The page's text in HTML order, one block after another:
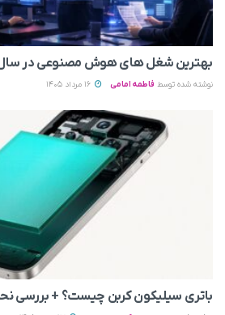
بهترین شغل های هوش مصنوعی در سال
نوشته شده توسط فاطمه امامی
باتری سیلیکون کربن چیست؟ + بررسی